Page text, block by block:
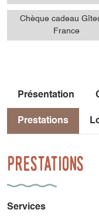
Chèque cadeau
France
Présentation
Prestations
Prestations
Services